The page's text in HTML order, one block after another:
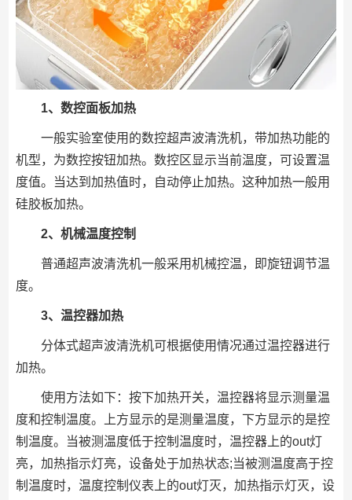
1、数控面板加热
一般实验室使用的数控超声波清洗机，带加热功能的
机型，为数控按钮加热。数控区显示当前温度，可设置温
度值。当达到加热值时，自动停止加热。这种加热一般用
硅胶板加热。
2、机械温度控制
普通超声波清洗机一般采用机械控温，即旋钮调节温
度。
3、温控器加热
分体式超声波清洗机可根据使用情况通过温控器进行
加热。
使用方法如下：按下加热开关，温控器将显示测量温
度和控制温度。上方显示的是测量温度，下方显示的是控
制温度。当被测温度低于控制温度时，温控器上的out灯
亮，加热指示灯亮，设备处于加热状态;当被测温度高于控
制温度时，温度控制仪表上的out灯灭，加热指示灯灭，设